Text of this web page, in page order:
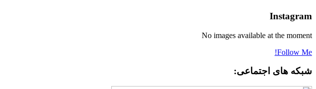
Instagram
No images available at the moment
Follow Me!
شبکه های اجتماعی: